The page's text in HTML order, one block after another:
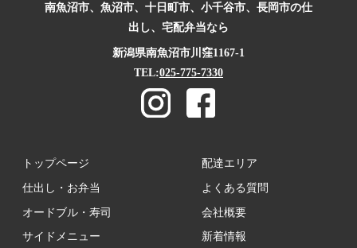
南魚沼市、魚沼市、十日町市、小千谷市、 長岡市の仕
出し、宅配弁当なら
新潟県南魚沼市川窪1167-1
TEL:025-775-7330
トップページ
仕出し・お弁当
オードブル・寿司
サイドメニュー
配達エリア
よくある質問
会社概要
新着情報